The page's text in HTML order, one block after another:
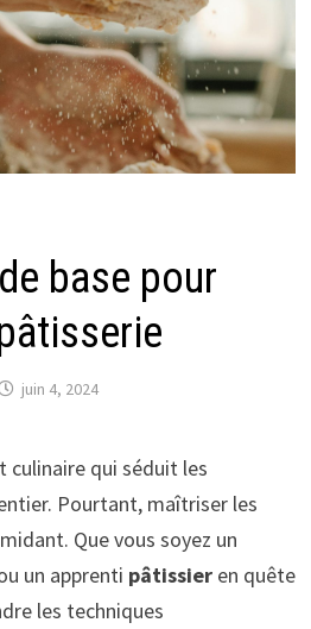
base pour
juin 4, 2024
culinaire qui séduit les
Pourtant, maîtriser les
Que vous soyez un
un apprenti pâtissieren quête
les techniques